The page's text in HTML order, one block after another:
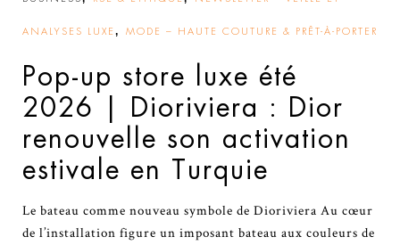
ANALYSES LUXE , MODE – HAUTE COUTURE & PRÊT-À-PORTER
Pop-up store luxe été
2026 | Dioriviera : Dior
renouvelle son activation
estivale en Turquie
Le bateau comme nouveau symbole de Dioriviera Au cœur
de l’installation figure un imposant bateau aux couleurs de